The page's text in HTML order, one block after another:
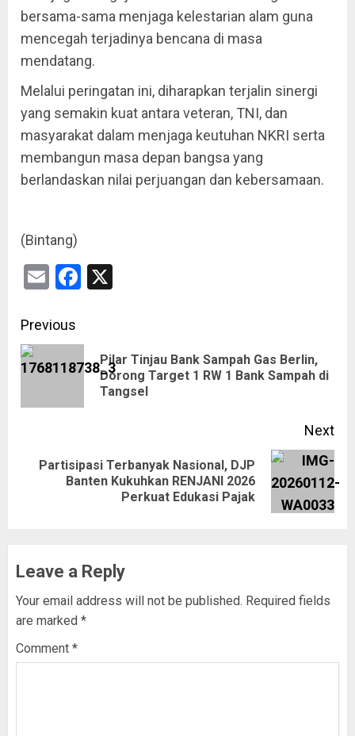
bersama-sama menjaga kelestarian alam guna
mencegah terjadinya bencana di masa
mendatang.
Melalui peringatan ini, diharapkan terjalin sinergi
yang semakin kuat antara veteran, TNI, dan
masyarakat dalam menjaga keutuhan NKRI serta
membangun masa depan bangsa yang
berlandaskan nilai perjuangan dan kebersamaan.
(Bintang)
EmailFacebook
Previous
Pilar Tinjau Bank Sampah Gas Berlin,
Dorong Target 1 RW 1 Bank Sampah di
Tangsel
Next
Partisipasi Terbanyak Nasional, DJP
Banten Kukuhkan RENJANI 2026
Perkuat Edukasi Pajak
Leave a Reply
Your email address will not be published. Required fields
are marked *
Comment *